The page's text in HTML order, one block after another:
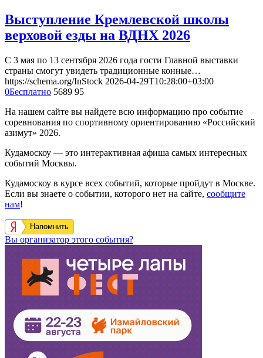
Выступление Кремлевской школы
верховой езды на ВДНХ 2026
С 3 мая по 13 сентября 2026 года гости Главной выставки
страны смогут увидеть традиционные конные…
https://schema.org/InStock 2026-04-29T10:28:00+03:00
0Бесплатно 5689 95
На нашем сайте вы найдете всю информацию про событие
соревнования по спортивному ориентированию «Российский
азимут» 2026.
Кудамоскоу — это интерактивная афиша самых интересных
событий Москвы.
Кудамоскоу в курсе всех событий, которые пройдут в Москве.
Если вы знаете о событии, которого нет на сайте, сообщите
нам!
Напомнить
Вы организатор этого события?